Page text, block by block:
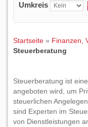
Umkreis
Startseite » Finanzen,
Steuerberatung
Steuerberatung ist
angeboten wird, um
steuerlichen
sind Experten im
von Dienstleistungen